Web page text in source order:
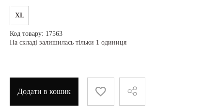
XL
Код товару: 17563
На складі залишилась тільки 1 одиниця
Додати в кошик